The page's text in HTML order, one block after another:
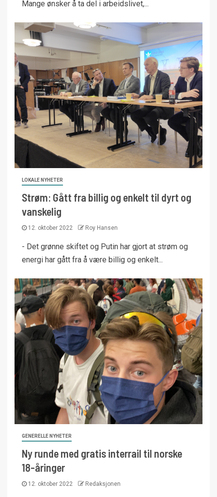
Mange ønsker å ta del i arbeidslivet,...
LOKALE NYHETER
Strøm: Gått fra billig og enkelt til dyrt og
vanskelig
12. oktober 2022 Roy Hansen
- Det grønne skiftet og Putin har gjort at strøm og
energi har gått fra å være billig og enkelt...
GENERELLE NYHETER
Ny runde med gratis interrail til norske
18-åringer
12. oktober 2022 Redaksjonen